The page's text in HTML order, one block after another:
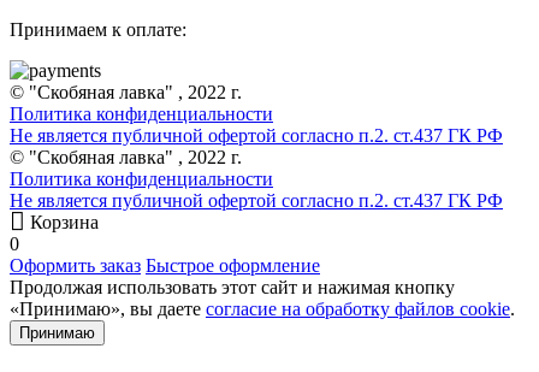
Принимаем к оплате:
© "Скобяная лавка" , 2022 г.
Политика конфиденциальности
Не является публичной офертой согласно п.2. ст.437 ГК РФ
© "Скобяная лавка" , 2022 г.
Политика конфиденциальности
Не является публичной офертой согласно п.2. ст.437 ГК РФ
Корзина
0
Оформить заказ Быстрое оформление
Продолжая использовать этот сайт и нажимая кнопку
«Принимаю», вы даете согласие на обработку файлов cookie.
Принимаю